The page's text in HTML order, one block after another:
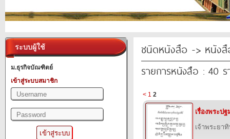
ระบบผู้ใช้
ม.ธุรกิจบัณฑิตย์
เข้าสู่ระบบสมาชิก
ชนิดหนังสือ -> หนังสื
รายการหนังสือ : 40 ร
< 1 2
เรื่องพระปฐ
เจ้าพระยา